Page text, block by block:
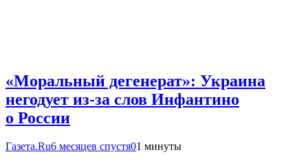
«Моральный дегенерат»: Украина
негодует из-за слов Инфантино
о России
Газета.Ru6 месяцев спустя01 минуты